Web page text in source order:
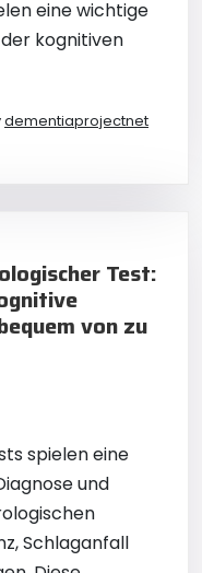
eine wichtige
kognitiven
dementiaprojectnet
Test:
von zu
spielen eine
und
Schlaganfall